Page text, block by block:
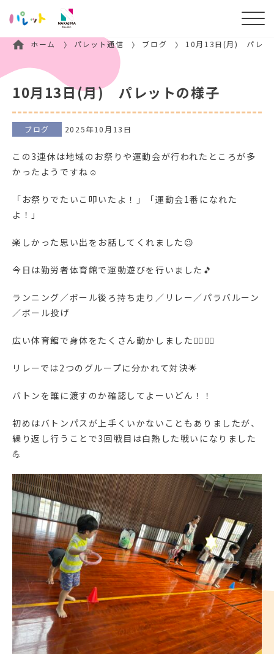
ホーム パレット通信 ブログ 10月13日(月) パレッ
10月13日(月) パレットの様子
ブログ 2025年10月13日
この3連休は地域のお祭りや運動会が行われたところが多
かったようですね☺
「お祭りでたいこ叩いたよ！」「運動会1番になれた
よ！」
楽しかった思い出をお話してくれました😉
今日は勤労者体育館で運動遊びを行いました🎵
ランニング／ボール後ろ持ち走り／リレー／パラバルーン
／ボール投げ
広い体育館で身体をたくさん動かしました🏃‍♀️🏃‍♂️
リレーでは2つのグループに分かれて対決🌟
バトンを誰に渡すのか確認してよーいどん！！
初めはバトンパスが上手くいかないこともありましたが、
繰り返し行うことで3回戦目は白熱した戦いになりました
💪